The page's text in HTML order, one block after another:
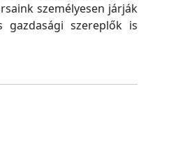
személyesen járják
gazdasági szereplők is